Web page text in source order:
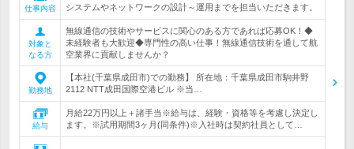
仕事内容
システムやネットワークの設計～運用までを担当いただきます。
対象と
なる方
無線通信の技術やサービスに関心のある方であれば応募OK！◆
未経験者も大歓迎◆専門性の高い仕事！無線通信技術を通して航
空業界に貢献しませんか？
勤務地
【本社(千葉県成田市)での勤務】 所在地：千葉県成田市駒井野
2112 NTT成田国際空港ビル ※当…
給与
月給22万円以上＋諸手当※給与は、経験・資格等を考慮し決定し
ます。※試用期間3ヶ月(同条件)※入社時は契約社員として…